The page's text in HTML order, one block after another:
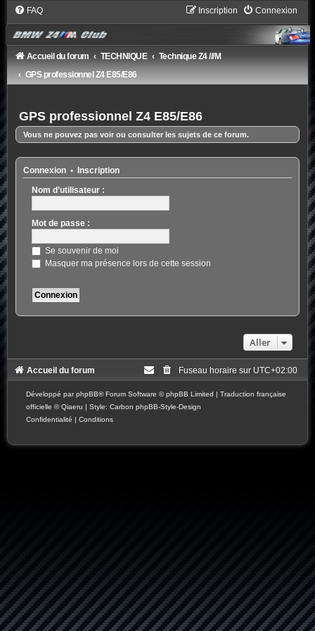
FAQ Connexion
Inscription
Accueil du forum TECHNIQUE
Technique Z4 ///M
GPS professionnel Z4 E85/E86
GPS professionnel Z4 E85/E86
Vous ne pouvez pas voir ou consulter les sujets de ce forum.
Connexion• Inscription
Nom d’utilisateur :
Mot de passe :
Se souvenir de moi
Masquer ma présence lors de cette session
Aller
Accueil du forum Fuseau horaire sur UTC+02:00
Développé parphpBB® Forum Software © phpBB Limited | Traduction française
officielle ©Qiaeru | Style: Carbon phpBB-Style-Design
Confidentialité | Conditions